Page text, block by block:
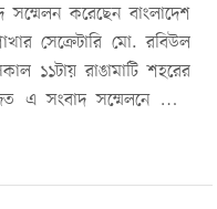
সম্মেলন করেছেন বাংলাদেশ
সেক্রেটারি মো. রবিউল
১১টায় রাঙামাটি শহরের
এ সংবাদ সম্মেলনে তিনি
তার বিরুদ্ধে চাঁদাবাজির